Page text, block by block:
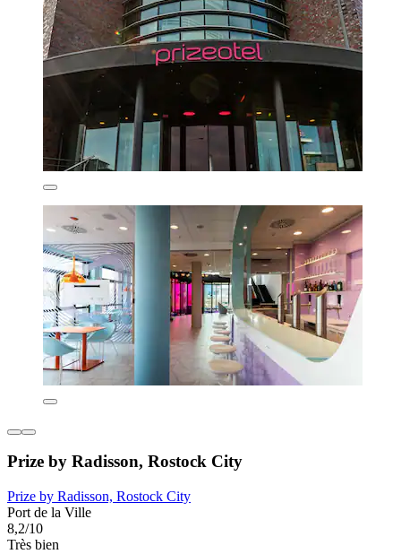
Prize by Radisson, Rostock City
Prize by Radisson, Rostock City
Port de la Ville
8,2/10
Très bien